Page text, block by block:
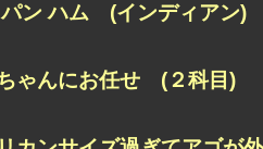
ン ハム (インディアン)
ゃんにお任せ (２科目)